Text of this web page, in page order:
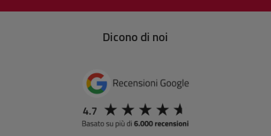
Dicono di noi